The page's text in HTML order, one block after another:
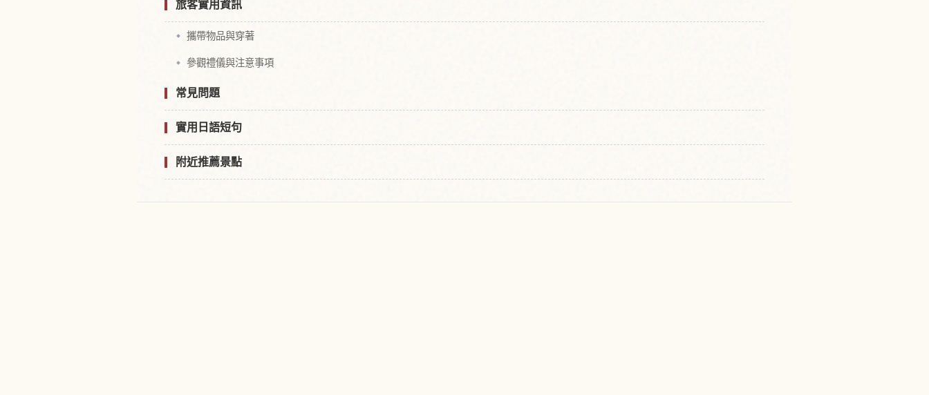
旅客實用資訊
攜帶物品與穿著
參觀禮儀與注意事項
常見問題
實用日語短句
附近推薦景點